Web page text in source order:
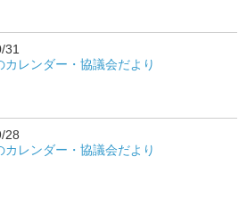
31
カレンダー・協議会だより
28
カレンダー・協議会だより